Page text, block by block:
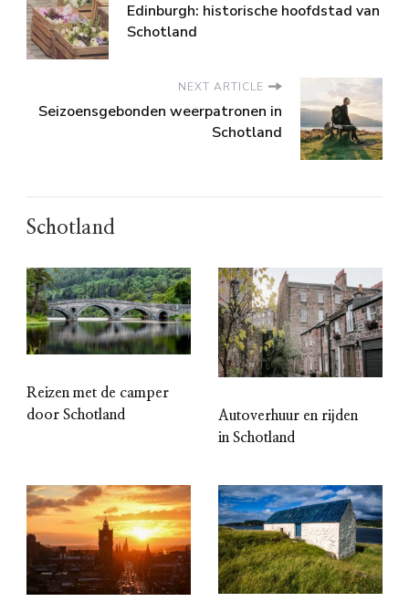
Edinburgh: historische hoofdstad van
Schotland
NEXT ARTICLE
Seizoensgebonden weerpatronen in
Schotland
Schotland
Reizen met de camper
door Schotland
Autoverhuur en rijden
in Schotland